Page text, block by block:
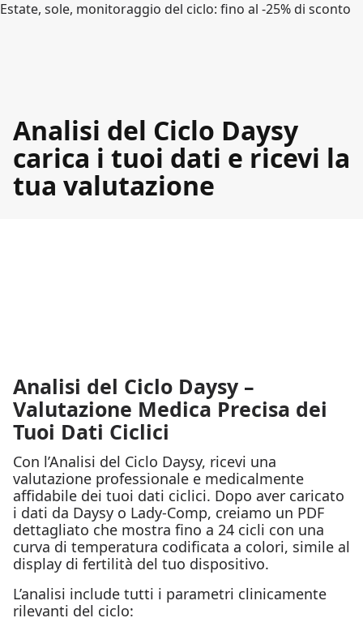
Estate, sole, monitoraggio del ciclo: fino al -25% di sconto
Analisi del Ciclo Daysy
carica i tuoi dati e ricevi la
tua valutazione
Analisi del Ciclo Daysy –
Valutazione Medica Precisa dei
Tuoi Dati Ciclici
Con l’Analisi del Ciclo Daysy, ricevi una
valutazione professionale e medicalmente
affidabile dei tuoi dati ciclici. Dopo aver caricato
i dati da Daysy o Lady-Comp, creiamo un PDF
dettagliato che mostra fino a 24 cicli con una
curva di temperatura codificata a colori, simile al
display di fertilità del tuo dispositivo.
L’analisi include tutti i parametri clinicamente
rilevanti del ciclo: